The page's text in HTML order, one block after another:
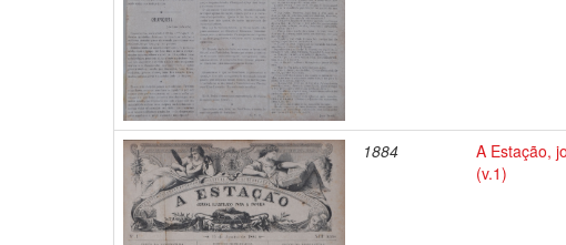
1884
A Estação,
(v.1)